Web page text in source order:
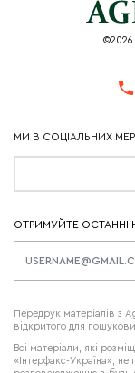
©2026
ОТРИМУЙТЕ ОСТАННІ
Передрук матеріалів з
відкритого для
Всі матеріали, які
«Інтерфакс-Україна»,